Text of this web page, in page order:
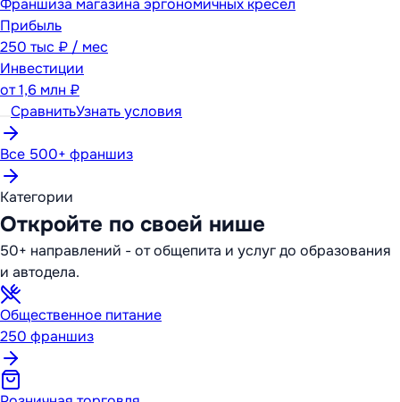
Франшиза магазина эргономичных кресел
Прибыль
250 тыс ₽ / мес
Инвестиции
от1,6 млн ₽
СравнитьУзнать условия
Все 500+ франшиз
Категории
Откройте по своей нише
50+ направлений - от общепита и услуг до образования
и автодела.
Общественное питание
250 франшиз